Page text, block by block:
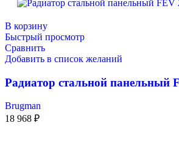
В корзину
Быстрый просмотр
Сравнить
Добавить в список желаний
Радиатор стальной панельный
Brugman
18 968 ₽